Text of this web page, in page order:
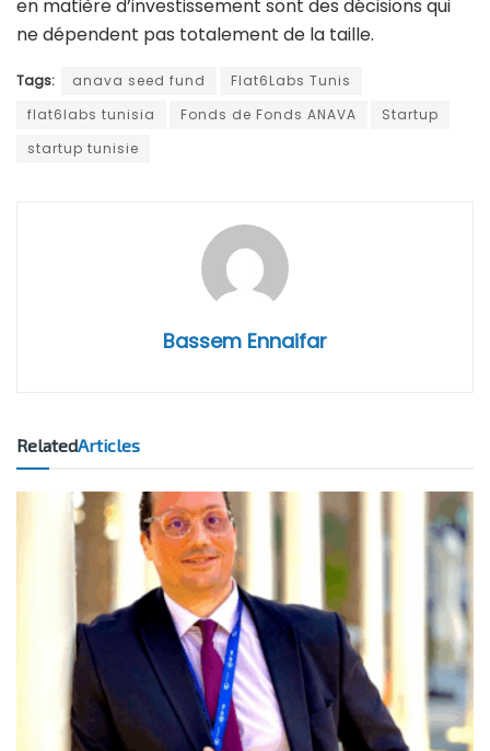
en matière d’investissement sont des décisions qui
ne dépendent pas totalement de la taille.
Tags: anava seed fund
Flat6Labs Tunis
flat6labs tunisia
Fonds de Fonds ANAVA
Startup
startup tunisie
Bassem Ennaifar
RelatedArticles